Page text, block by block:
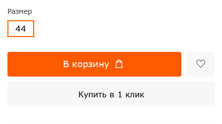
Размер
44
В корзину
Купить в 1 клик